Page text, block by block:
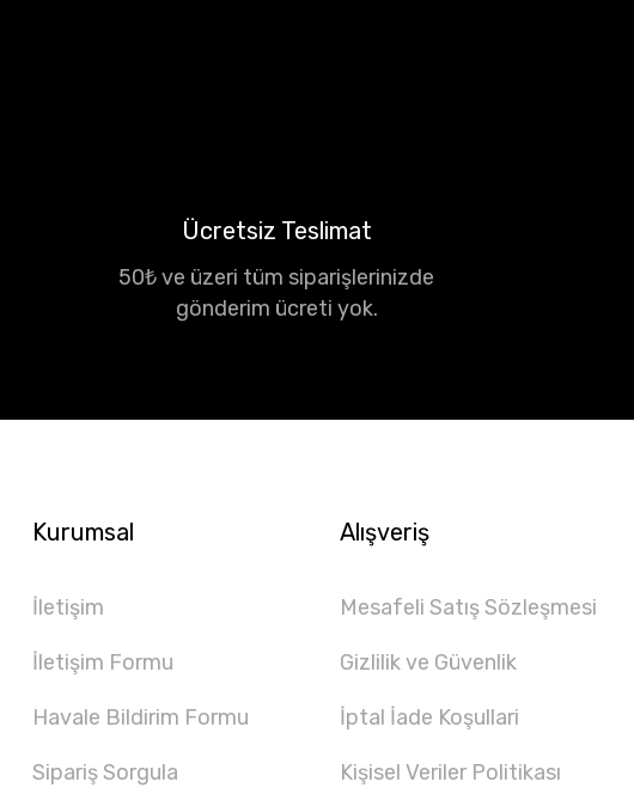
Ücretsiz Teslimat
50₺ ve üzeri tüm siparişlerinizde
gönderim ücreti yok.
Kurumsal
İletişim
İletişim Formu
Havale Bildirim Formu
Sipariş Sorgula
Alışveriş
Mesafeli Satış Sözleşmesi
Gizlilik ve Güvenlik
İptal İade Koşullari
Kişisel Veriler Politikası